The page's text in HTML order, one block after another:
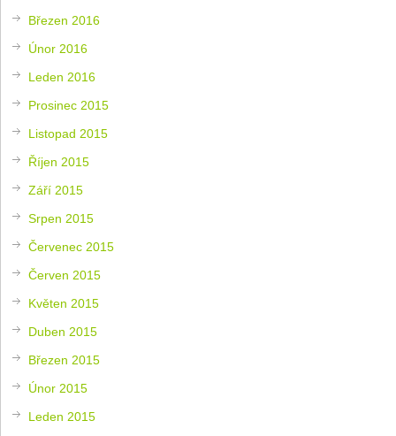
Březen 2016
Únor 2016
Leden 2016
Prosinec 2015
Listopad 2015
Říjen 2015
Září 2015
Srpen 2015
Červenec 2015
Červen 2015
Květen 2015
Duben 2015
Březen 2015
Únor 2015
Leden 2015